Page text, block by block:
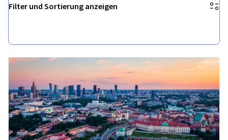
German
Filteroptionen wurden erfolgreich aktualisiert
Filter und Sortierung anzeigen